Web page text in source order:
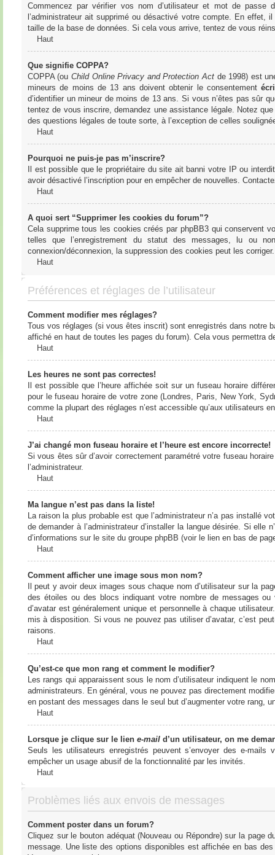
Commencez par vérifier vos nom d’utilisateur et mot de
l’administrateur ait supprimé ou désactivé votre compte. En effet,
taille de la base de données. Si cela vous arrive, tentez de vous
Haut
Que signifie COPPA?
COPPA (ouChild Online Privacy and Protection Act de 1998) est
mineurs de moins de 13 ans doivent obtenir le consentement
d’identifier un mineur de moins de 13 ans. Si vous n’êtes pas sûr
tentez de vous inscrire, demandez une assistance légale. Notez
des questions légales de toute sorte, à l’exception de celles
Haut
Pourquoi ne puis-je pas m’inscrire?
Il est possible que le propriétaire du site ait banni votre IP ou
avoir désactivé l’inscription pour en empêcher de nouvelles.
Haut
A quoi sert “Supprimer les cookies du forum”?
Cela supprime tous les cookies créés par phpBB3 qui conservent
telles que l’enregistrement du statut des messages, lu ou
connexion/déconnexion, la suppression des cookies peut les corriger.
Haut
Préférences et réglages de l’utilisateur
Comment modifier mes réglages?
Tous vos réglages (si vous êtes inscrit) sont enregistrés dans notre
affiché en haut de toutes les pages du forum). Cela vous permettra
Haut
Les heures ne sont pas correctes!
Il est possible que l’heure affichée soit sur un fuseau horaire
pour le fuseau horaire de votre zone (Londres, Paris, New York,
comme la plupart des réglages n’est accessible qu’aux utilisateurs
Haut
J’ai changé mon fuseau horaire et l’heure est encore incorrecte!
Si vous êtes sûr d’avoir correctement paramétré votre fuseau
l’administrateur.
Haut
Ma langue n’est pas dans la liste!
La raison la plus probable est que l’administrateur n’a pas installé
de demander à l’administrateur d’installer la langue désirée. Si
d’informations sur le site du groupe phpBB (voir le lien en bas de
Haut
Comment afficher une image sous mon nom?
Il peut y avoir deux images sous chaque nom d’utilisateur sur la
des étoiles ou des blocs indiquant votre nombre de messages
d’avatar est généralement unique et personnelle à chaque
mis à disposition. Si vous ne pouvez pas utiliser d’avatar, c’est
raisons.
Haut
Qu’est-ce que mon rang et comment le modifier?
Les rangs qui apparaissent sous le nom d’utilisateur indiquent le
administrateurs. En général, vous ne pouvez pas directement
en postant des messages dans le seul but d’augmenter votre rang,
Haut
Lorsque je clique sur le lien e-maild’un utilisateur, on me
Seuls les utilisateurs enregistrés peuvent s’envoyer des e-
empêcher un usage abusif de la fonctionnalité par les invités.
Haut
Problèmes liés aux envois de messages
Comment poster dans un forum?
Cliquez sur le bouton adéquat (Nouveau ou Répondre) sur la page
message. Une liste des options disponibles est affichée en bas